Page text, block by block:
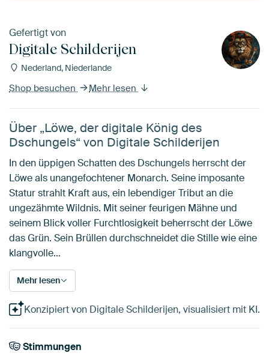
Gefertigt von
Digitale Schilderijen
Nederland, Niederlande
Shop besuchen Mehr lesen
Über „Löwe, der digitale König des
Dschungels“ von Digitale Schilderijen
In den üppigen Schatten des Dschungels herrscht der
Löwe als unangefochtener Monarch. Seine imposante
Statur strahlt Kraft aus, ein lebendiger Tribut an die
ungezähmte Wildnis. Mit seiner feurigen Mähne und
seinem Blick voller Furchtlosigkeit beherrscht der Löwe
das Grün. Sein Brüllen durchschneidet die Stille wie eine
klangvolle…
Mehr lesen
Konzipiert von Digitale Schilderijen, visualisiert mit KI.
Stimmungen